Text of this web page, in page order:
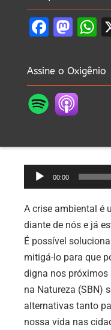
Assine o Oxigênio
Tocador
de
áudio
00:00
A crise ambiental é
diante de nós e já
É possível
mitigá-lo para que
digna nos próximos
na Natureza (SBN)
alternativas tanto
nossa vida nas